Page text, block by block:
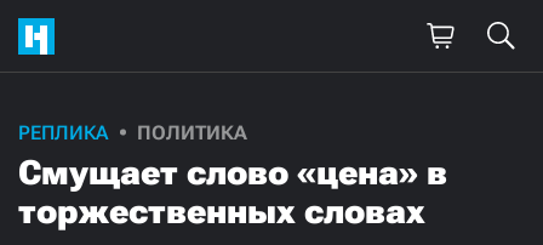
РЕПЛИКА ПОЛИТИКА
Смущает слово «цена» в
торжественных словах